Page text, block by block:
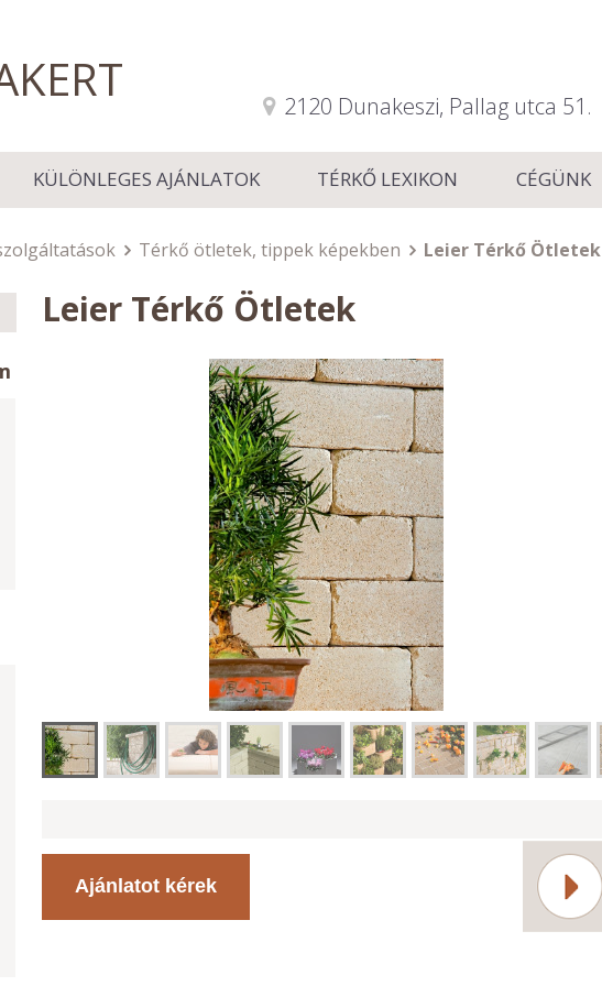
2120 Dunakeszi, Pallag utca 51.
KÜLÖNLEGES AJÁNLATOK TÉRKŐ LEXIKON CÉGÜNK
Térkő ötletek, tippek képekben Leier Térkő Ötletek
Leier Térkő Ötletek
Ajánlatot kérek